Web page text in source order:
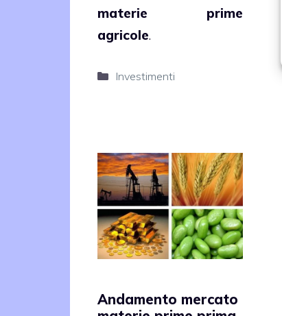
materie prime
agricole.
Categorie
Investimenti
Andamento mercato